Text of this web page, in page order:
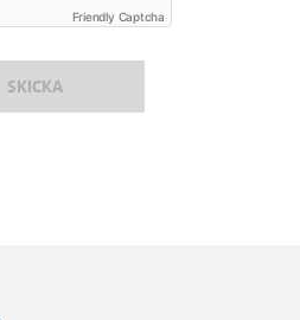
Friendly Captcha
SKICKA